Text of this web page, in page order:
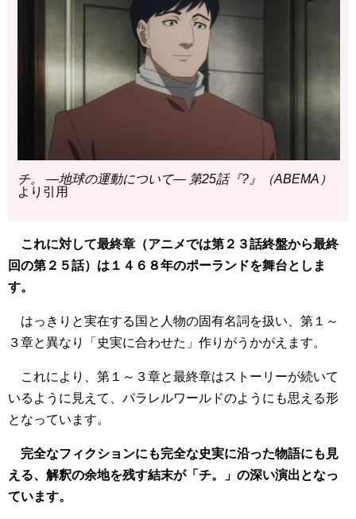
チ。 ―地球の運動について― 第25話『?』（ABEMA）
より引用
これに対して最終章（アニメでは第２３話終盤から最終
回の第２５話）は１４６８年のポーランドを舞台としま
す。
はっきりと実在する国と人物の固有名詞を扱い、第１～
３章と異なり「史実に合わせた」作りがうかがえます。
これにより、第１～３章と最終章はストーリーが続いて
いるように見えて、パラレルワールドのようにも思える形
となっています。
完全なフィクションにも完全な史実に沿った物語にも見
える、解釈の余地を残す結末が「チ。」の深い演出となっ
ています。